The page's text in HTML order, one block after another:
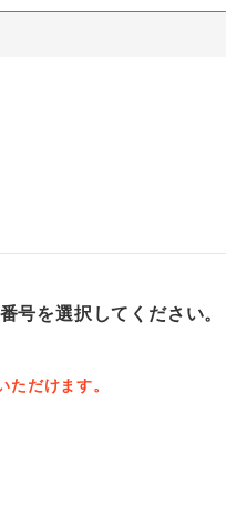
号を選択してください。
だけます。